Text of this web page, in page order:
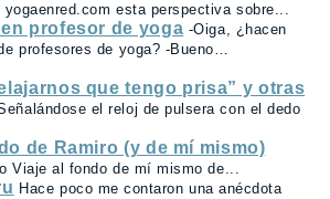
yogaenred.com esta perspectiva sobre...
profesor de yoga -Oiga, ¿hacen
profesores de yoga? -Bueno…
que tengo prisa” y otras
el reloj de pulsera con el dedo
de Ramiro (y de mí mismo)
Viaje al fondo de mí mismo de...
Hace poco me contaron una anécdota